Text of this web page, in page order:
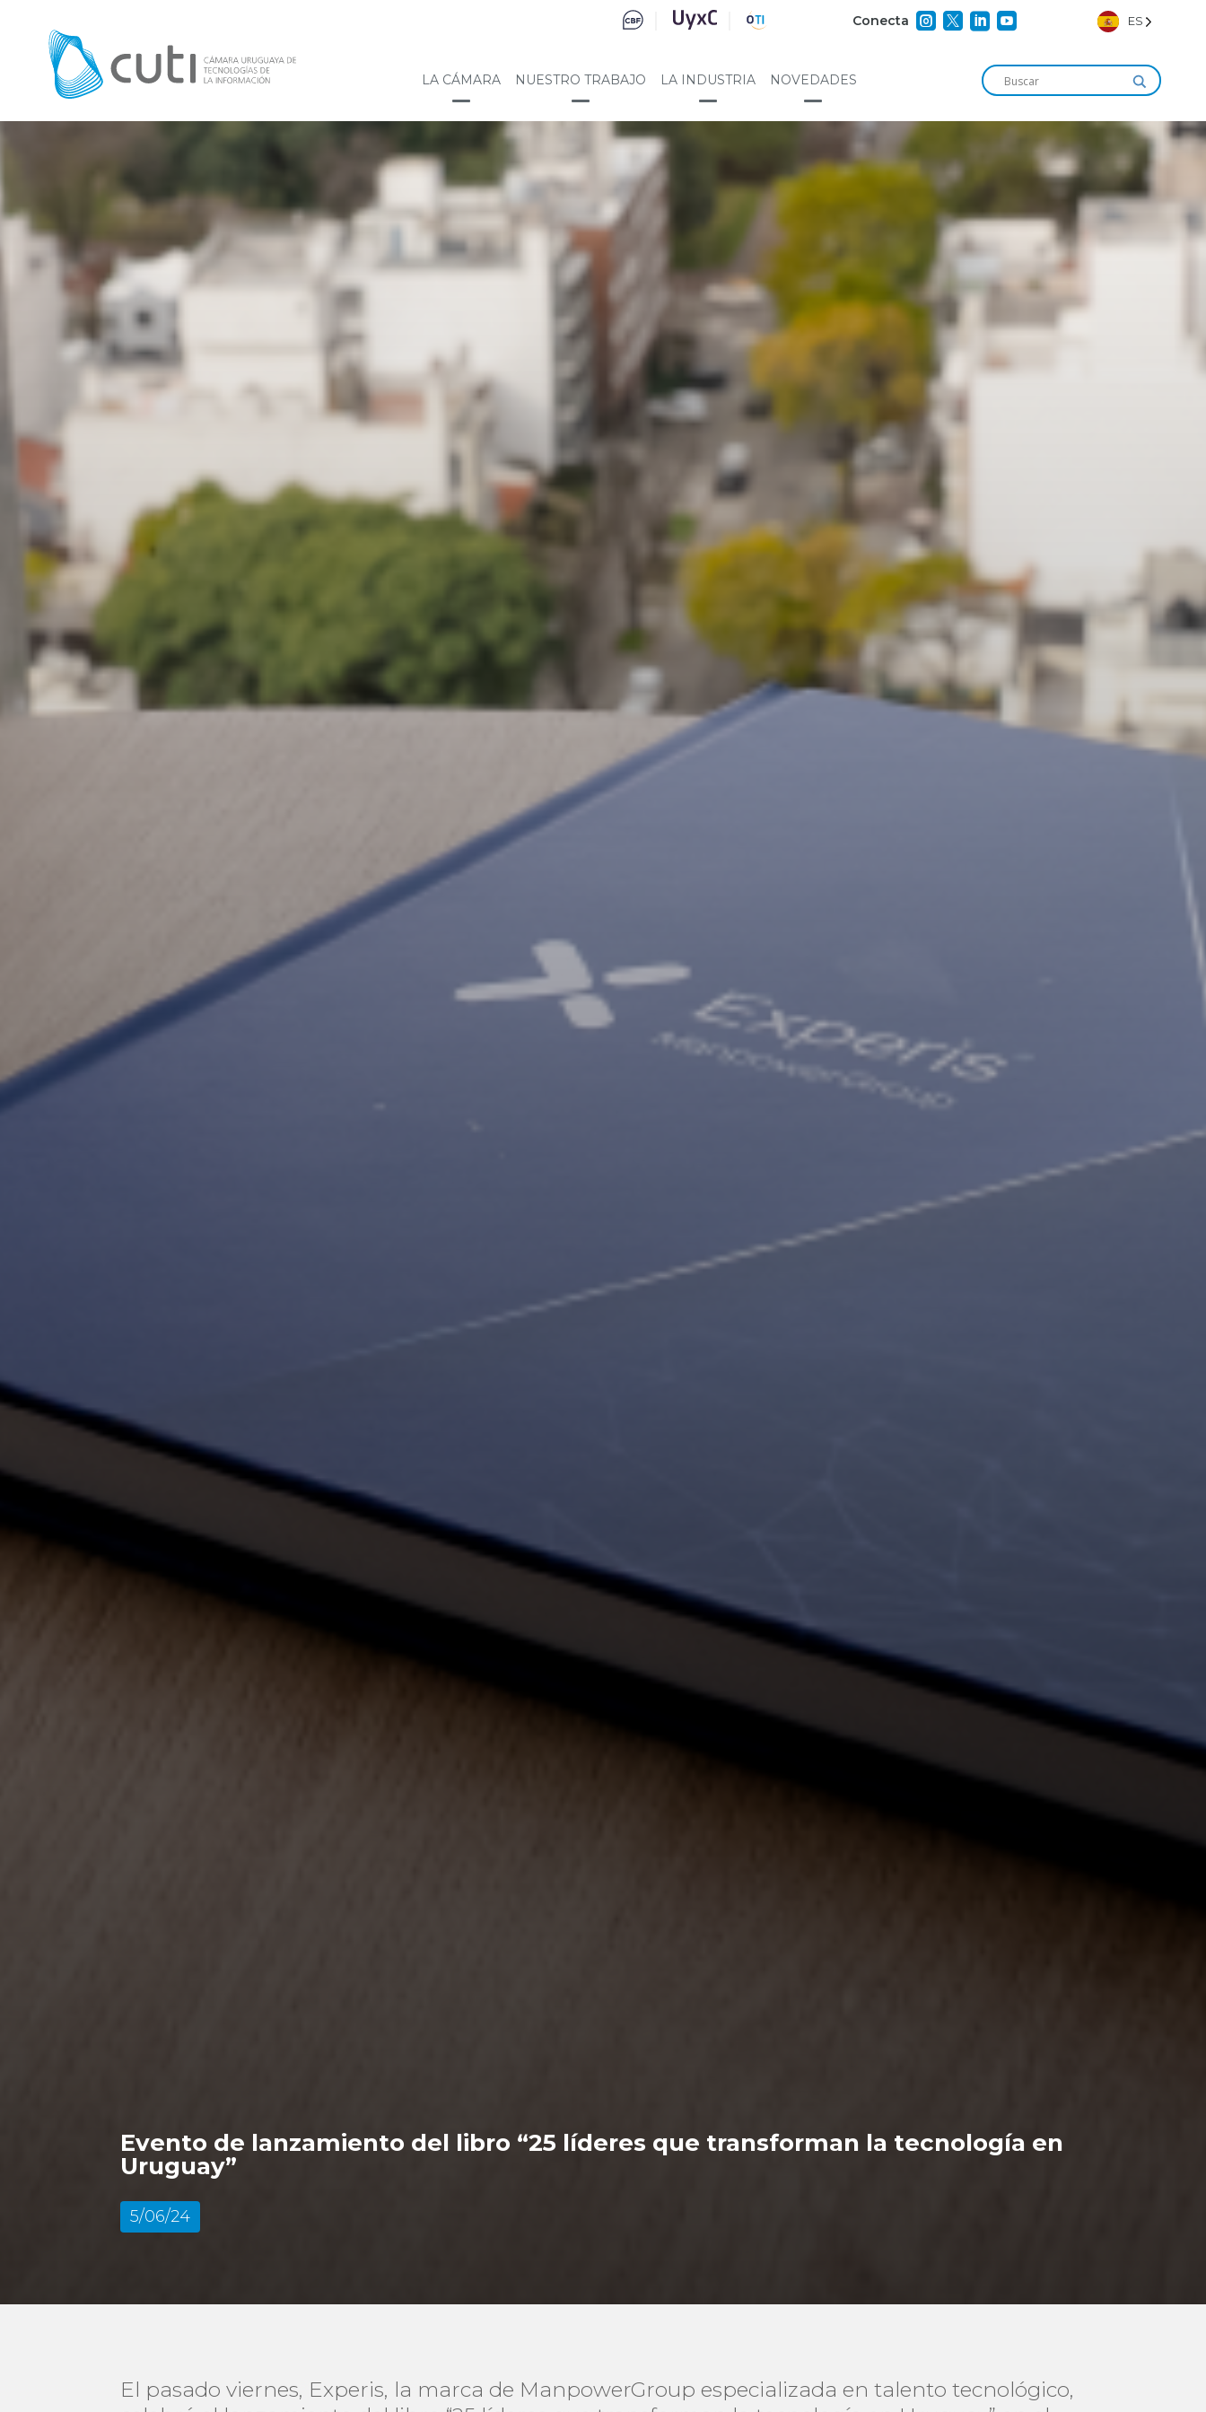
Conecta     ES
LA CÁMARA NUESTRO TRABAJO LA INDUSTRIA NOVEDADES
Evento de lanzamiento del libro “25 líderes que transforman la tecnología en
Uruguay”
5/06/24
El pasado viernes, Experis, la marca de ManpowerGroup especializada en talento tecnológico,